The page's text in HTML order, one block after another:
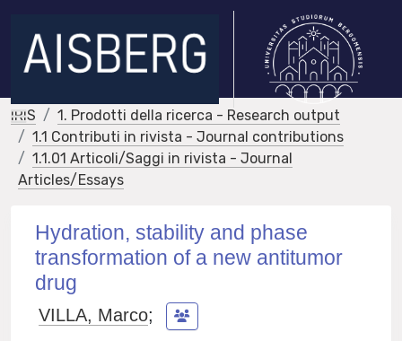
IRIS
1. Prodotti della ricerca - Research output
1.1 Contributi in rivista - Journal contributions
1.1.01 Articoli/Saggi in rivista - Journal
Articles/Essays
Hydration, stability and phase
transformation of a new antitumor
drug
VILLA, Marco;